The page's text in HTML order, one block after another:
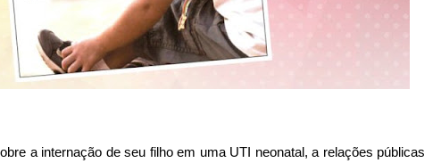
a internação de seu filho em uma UTI neonatal, a relações públicas